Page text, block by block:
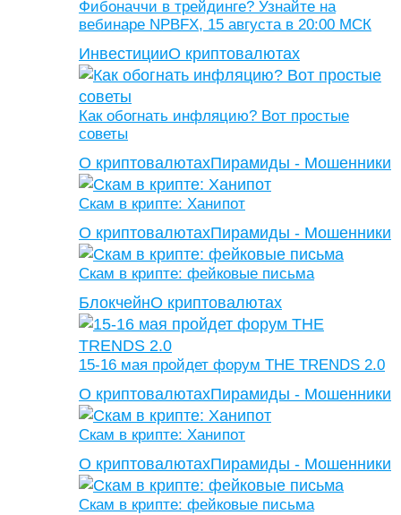
Фибоначчи в трейдинге? Узнайте на
вебинаре NPBFX, 15 августа в 20:00 МСК
ИнвестицииО криптовалютах
Как обогнать инфляцию? Вот простые
советы
О криптовалютахПирамиды - Мошенники
Скам в крипте: Ханипот
О криптовалютахПирамиды - Мошенники
Скам в крипте: фейковые письма
БлокчейнО криптовалютах
15-16 мая пройдет форум THE TRENDS 2.0
О криптовалютахПирамиды - Мошенники
Скам в крипте: Ханипот
О криптовалютахПирамиды - Мошенники
Скам в крипте: фейковые письма